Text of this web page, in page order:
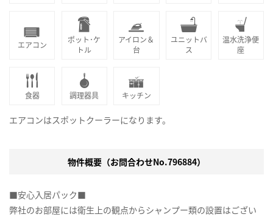
エアコン
ポット･ケ
トル
アイロン＆
台
ユニットバ
ス
温水洗浄便
座
食器 調理器具 キッチン
エアコンはスポットクーラーになります。
物件概要（お問合わせNo.796884）
■安心入居パック■
弊社のお部屋には衛生上の観点からシャンプー類の設置はござい